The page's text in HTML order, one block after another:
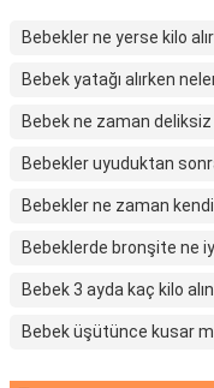
Bebekler ne yerse kilo
Bebek yatağı alırken
Bebek ne zaman deliksiz
Bebekler uyuduktan
Bebekler ne zaman
Bebeklerde bronşite ne
Bebek 3 ayda kaç kilo
Bebek üşütünce kusar